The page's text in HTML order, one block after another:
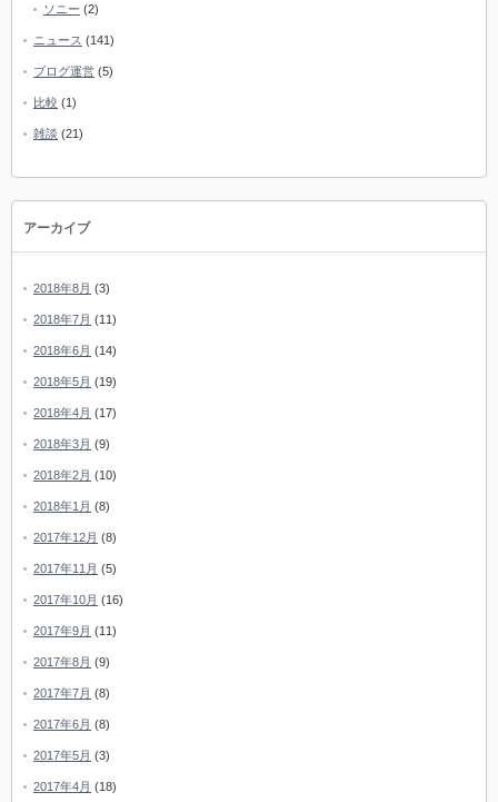
ソニー (2)
ニュース (141)
ブログ運営 (5)
比較 (1)
雑談 (21)
アーカイブ
2018年8月 (3)
2018年7月 (11)
2018年6月 (14)
2018年5月 (19)
2018年4月 (17)
2018年3月 (9)
2018年2月 (10)
2018年1月 (8)
2017年12月 (8)
2017年11月 (5)
2017年10月 (16)
2017年9月 (11)
2017年8月 (9)
2017年7月 (8)
2017年6月 (8)
2017年5月 (3)
2017年4月 (18)